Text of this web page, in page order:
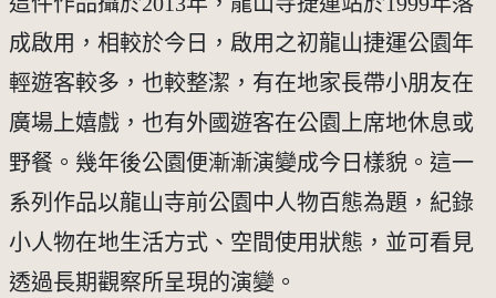
成啟用，相較於今日，啟用之初龍山捷運公園年
輕遊客較多，也較整潔，有在地家長帶小朋友在
廣場上嬉戲，也有外國遊客在公園上席地休息或
野餐。幾年後公園便漸漸演變成今日樣貌。這一
系列作品以龍山寺前公園中人物百態為題，紀錄
小人物在地生活方式、空間使用狀態，並可看見
透過長期觀察所呈現的演變。